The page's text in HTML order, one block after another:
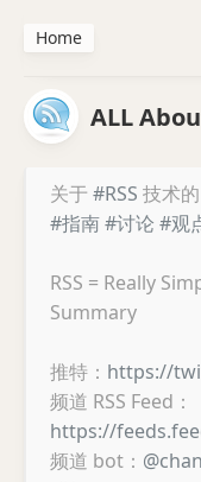
ALL
关于 #RSS 技术的
#指南#讨论 #观
RSS = Really
Summary
推特： https://
频道 RSS Feed：
https://
频道 bot：
Home